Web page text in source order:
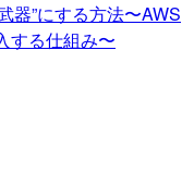
器”にする方法〜AWS
する仕組み〜